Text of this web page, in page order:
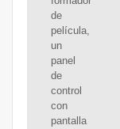
de
película,
un
panel
de
control
con
pantalla